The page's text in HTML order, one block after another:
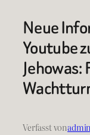
Neue
Youtube
Jehowas:
Verfasst vonadmin